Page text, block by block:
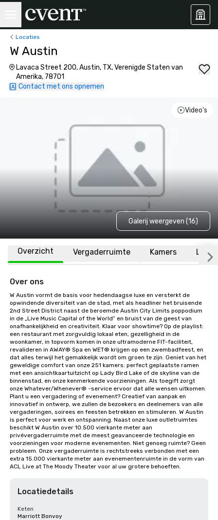
Locaties
W Austin
Lavaca Street 200, Austin, TX, Verenigde Staten van
Amerika, 78701
Contact met ons opnemen
Video's
Galerij weergeven (16)
Overzicht Vergaderruimte Kamers
Over ons
W Austin vormt de basis voor hedendaagse luxe en versterkt de
opwindende diversiteit van de stad, met als headliner het bruisende
2nd Street District naast de beroemde Austin City Limits poppodium
in de „Live Music Capital of the World” en bruist van de geest van
onafhankelijkheid en creativiteit. Klaar voor showtime? Op de playlist:
een restaurant met zorgvuldig lokaal eten, gezelligheid in de
woonkamer, in topvorm komen in onze ultramoderne FIT-faciliteit,
revalideren in AWAY® Spa en WET® krijgen op een zwembadfeest, en
dat alles terwijl het gemakkelijk wordt om groen te zijn. Geniet van het
geweldige comfort van onze 251 kamers: perfect geplaatste ramen
met een ansichtkaartuitzicht op Lady Bird Lake of de skyline van de
binnenstad, en onze kenmerkende voorzieningen. Als toegift zorgt
onze Whatever/Whenever® -service ervoor dat alle wensen uitkomen.
Plant u een vergadering of evenement? Creatief van aanpak en
innovatief in ontwerp, we zullen de bezoekers en deelnemers van alle
vergaderingen, soirees en feesten betrekken en stimuleren. W Austin
is perfect voor werk en ontspanning. Naast onze luxe outletruimtes
beschikt W Austin over 10.500 vierkante meter aan
privévergaderruimte met de meest geavanceerde technologie en
voorzieningen voor moderne evenementen. Niet genoeg ruimte? Geen
probleem. Onze vergaderruimte is rechtstreeks verbonden met een
extra 15.000 vierkante meter aan evenementenruimte in de vorm van
ACL Live at The Moody Theater voor al uw grotere behoeften.
Locatiedetails
Keten
Marriott Bonvoy